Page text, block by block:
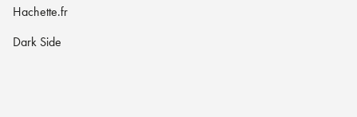
Hachette.fr
Dark Side